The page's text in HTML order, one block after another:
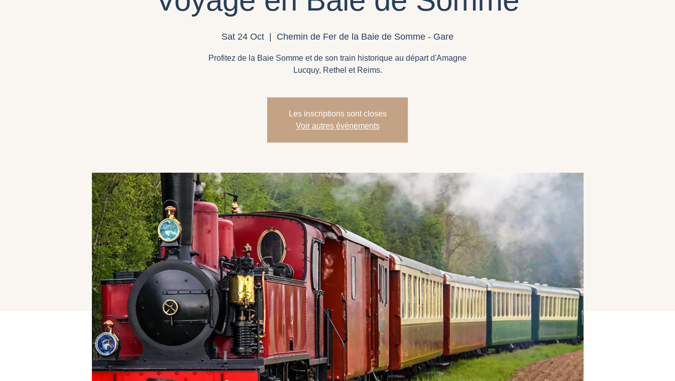
Sat 24 Oct Chemin de Fer de la Baie de Somme - Gare
Profitez de la Baie Somme et de son train historique au départ d'Amagne
Lucquy, Rethel et Reims.
Les inscriptions sont closes
Voir autres événements